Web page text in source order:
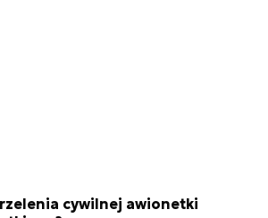
cywilnej awionetki